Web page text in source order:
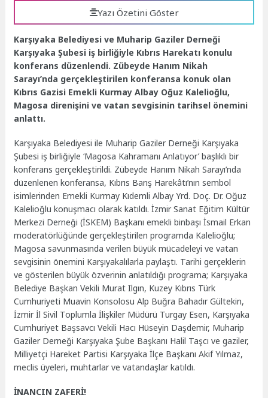
Yazı Özetini Göster
Karşıyaka Belediyesi ve Muharip Gaziler Derneği
Karşıyaka Şubesi iş birliğiyle Kıbrıs Harekatı konulu
konferans düzenlendi. Zübeyde Hanım Nikah
Sarayı’nda gerçekleştirilen konferansa konuk olan
Kıbrıs Gazisi Emekli Kurmay Albay Oğuz Kalelioğlu,
Magosa direnişini ve vatan sevgisinin tarihsel önemini
anlattı.
Karşıyaka Belediyesi ile Muharip Gaziler Derneği Karşıyaka
Şubesi iş birliğiyle ‘Magosa Kahramanı Anlatıyor’ başlıklı bir
konferans gerçekleştirildi. Zübeyde Hanım Nikah Sarayı’nda
düzenlenen konferansa, Kıbrıs Barış Harekâtı’nın sembol
isimlerinden Emekli Kurmay Kıdemli Albay Yrd. Doç. Dr. Oğuz
Kalelioğlu konuşmacı olarak katıldı. İzmir Sanat Eğitim Kültür
Merkezi Derneği (İSKEM) Başkanı emekli binbaşı İsmail Erkan
moderatörlüğünde gerçekleştirilen programda Kalelioğlu;
Magosa savunmasında verilen büyük mücadeleyi ve vatan
sevgisinin önemini Karşıyakalılarla paylaştı. Tarihi gerçeklerin
ve gösterilen büyük özverinin anlatıldığı programa; Karşıyaka
Belediye Başkan Vekili Murat Ilgın, Kuzey Kıbrıs Türk
Cumhuriyeti Muavin Konsolosu Alp Buğra Bahadır Gültekin,
İzmir İl Sivil Toplumla İlişkiler Müdürü Turgay Esen, Karşıyaka
Cumhuriyet Başsavcı Vekili Hacı Hüseyin Daşdemir, Muharip
Gaziler Derneği Karşıyaka Şube Başkanı Halil Taşcı ve gaziler,
Milliyetçi Hareket Partisi Karşıyaka İlçe Başkanı Akif Yılmaz,
meclis üyeleri, muhtarlar ve vatandaşlar katıldı.
İNANCIN ZAFERİ!